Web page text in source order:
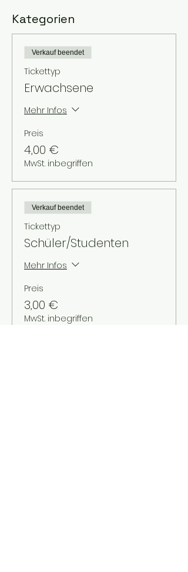
Kategorien
Verkauf beendet
Tickettyp
Erwachsene
Mehr Infos
Preis
4,00 €
MwSt. inbegriffen
Verkauf beendet
Tickettyp
Schüler/Studenten
Mehr Infos
Preis
3,00 €
MwSt. inbegriffen